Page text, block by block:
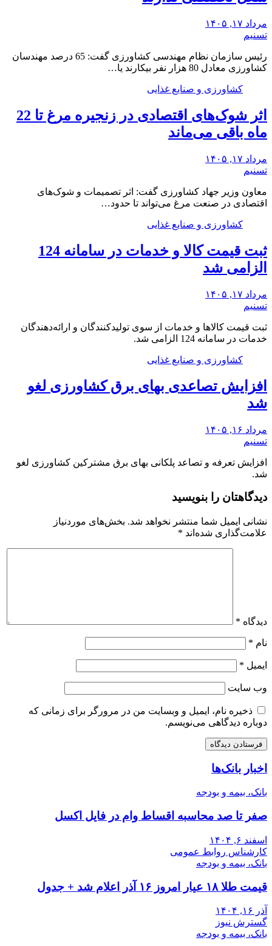
مرداد ۱۷, ۱۴۰۵
تسنیم
رئیس سازمان نظام مهندسی کشاورزی گفت: 65 درصد مهندسان
کشاورزی معادل 80 هزار نفر بیکارند یا…
کشاورزی و صنایع غذایی
اثر شوک‌های اقتصادی در زنجیره مرغ تا 22
ماه باقی می‌ماند
مرداد ۱۷, ۱۴۰۵
تسنیم
معاون وزیر جهاد کشاورزی گفت: اثر تصمیمات و شوک‌های
اقتصادی در صنعت مرغ می‌تواند تا حدود…
کشاورزی و صنایع غذایی
ثبت قیمت کالا و خدمات در سامانه 124
الزامی شد
مرداد ۱۷, ۱۴۰۵
تسنیم
ثبت قیمت کالاها و خدمات از سوی تولیدکنندگان و ارائه‌دهندگان
خدمات در سامانه 124 الزامی شد.
کشاورزی و صنایع غذایی
افزایش تصاعدی بهای برق کشاورزی لغو
شد
مرداد ۱۶, ۱۴۰۵
تسنیم
افزایش تعرفه و تصاعد پلکانی بهای برق مشترکین کشاورزی لغو
شد.
دیدگاهتان را بنویسید
نشانی ایمیل شما منتشر نخواهد شد. بخش‌های موردنیاز
علامت‌گذاری شده‌اند *
دیدگاه *
نام *
ایمیل *
وب‌ سایت
ذخیره نام، ایمیل و وبسایت من در مرورگر برای زمانی که
دوباره دیدگاهی می‌نویسم.
اخبار بانک‌ها
بانک، بیمه و بودجه
صفر تا صد محاسبه اقساط وام در فایل اکسل
اسفند ۶, ۱۴۰۴
کارشناس روابط عمومی
بانک، بیمه و بودجه
قیمت طلا ۱۸ عیار امروز ۱۶ آذر اعلام شد + جدول
آذر ۱۶, ۱۴۰۴
گسترش نیوز
بانک، بیمه و بودجه